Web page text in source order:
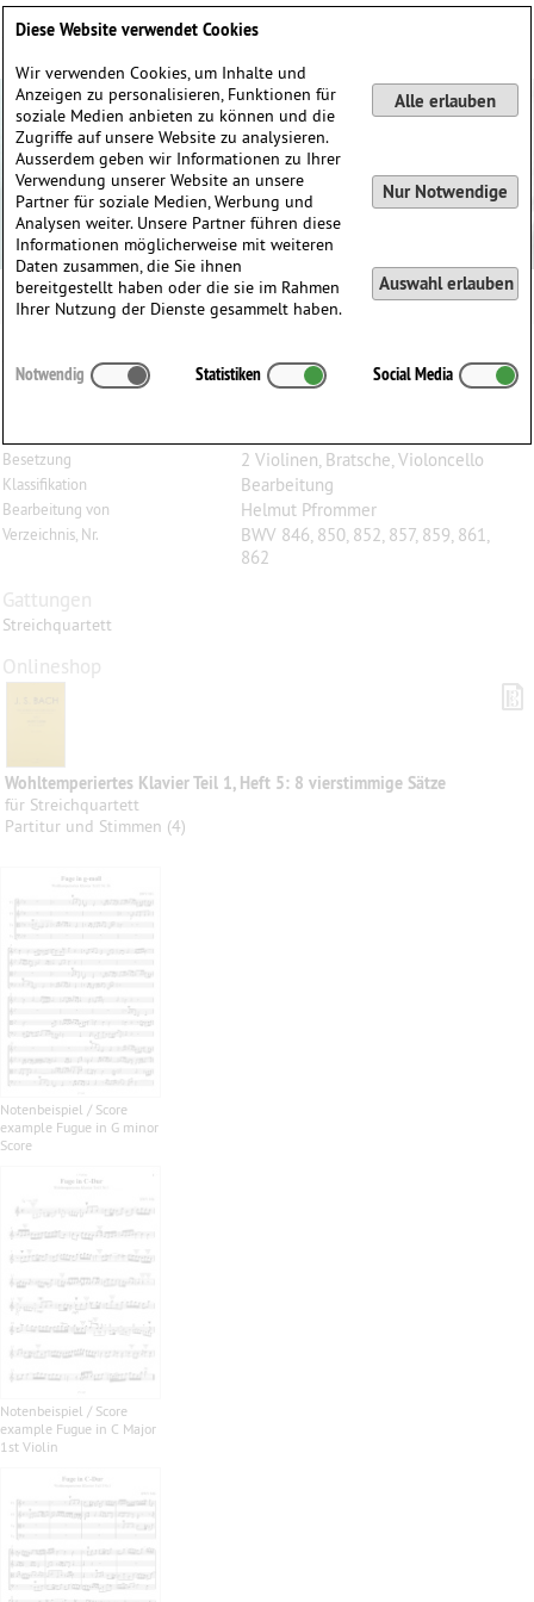
Das Wohltemp. Kl. I, Heft 5, 8 vierstimmige Sätze, für
Besetzung 2 Violinen, Bratsche, Violoncello
Klassifikation Bearbeitung
Bearbeitung von Helmut Pfrommer
Verzeichnis, Nr.
BWV 846, 850, 852, 857, 859, 861,
862
Gattungen
Streichquartett
Onlineshop
Wohltemperiertes Klavier Teil 1, Heft 5: 8 vierstimmige Sätze
für Streichquartett
Partitur und Stimmen (4)
Notenbeispiel / Score
example Fugue in G minor
Score
Notenbeispiel / Score
example Fugue in C Major
1st Violin
Diese Website verwendet Cookies
Wir verwenden Cookies, um Inhalte und
Anzeigen zu personalisieren, Funktionen für
soziale Medien anbieten zu können und die
Zugriffe auf unsere Website zu analysieren.
Ausserdem geben wir Informationen zu Ihrer
Verwendung unserer Website an unsere
Partner für soziale Medien, Werbung und
Analysen weiter. Unsere Partner führen diese
Informationen möglicherweise mit weiteren
Daten zusammen, die Sie ihnen
bereitgestellt haben oder die sie im Rahmen
Ihrer Nutzung der Dienste gesammelt haben.
Alle erlauben
Nur Notwendige
Auswahl erlauben
Notwendig Statistiken Social Media